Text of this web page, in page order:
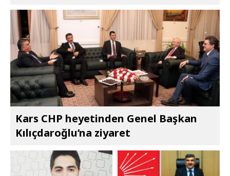
Kars CHP heyetinden Genel Başkan
Kılıçdaroğlu’na ziyaret